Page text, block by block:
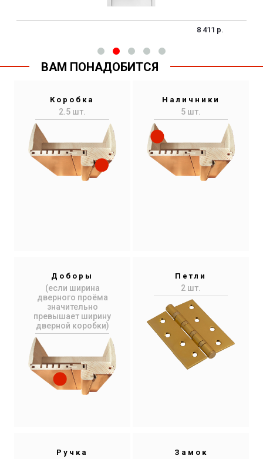
ВАМ ПОНАДОБИТСЯ
Коробка
2.5 шт.
Наличники
5 шт.
Доборы
(если ширина
дверного проёма
значительно
превышает ширину
дверной коробки)
Петли
2 шт.
Ручка Замок